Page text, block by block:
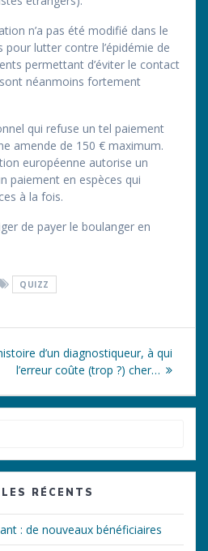
n’a pas été modifié dans le
pour lutter contre l’épidémie de
permettant d’éviter le contact
néanmoins fortement
qui refuse un tel paiement
amende de 150 € maximum.
européenne autorise un
paiement en espèces qui
à la fois.
de payer le boulanger en
QUIZZ
d’un diagnostiqueur, à qui
l’erreur coûte (trop ?) cher…
:
RÉCENTS
: de nouveaux bénéficiaires